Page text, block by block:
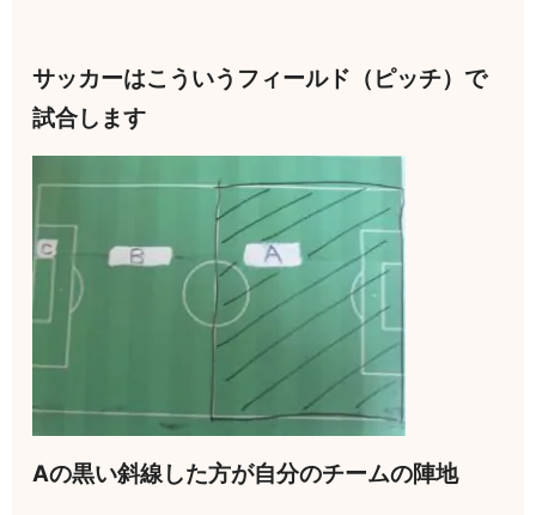
サッカーはこういうフィールド（ピッチ）で
試合します
Aの黒い斜線した方が自分のチームの陣地